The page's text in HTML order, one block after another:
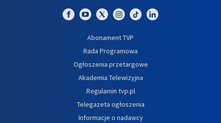
Abonament TVP
Rada Programowa
Ogłoszenia przetargowe
Akademia Telewizyjna
Regulamin tvp.pl
Telegazeta ogłoszenia
Informacje o nadawcy